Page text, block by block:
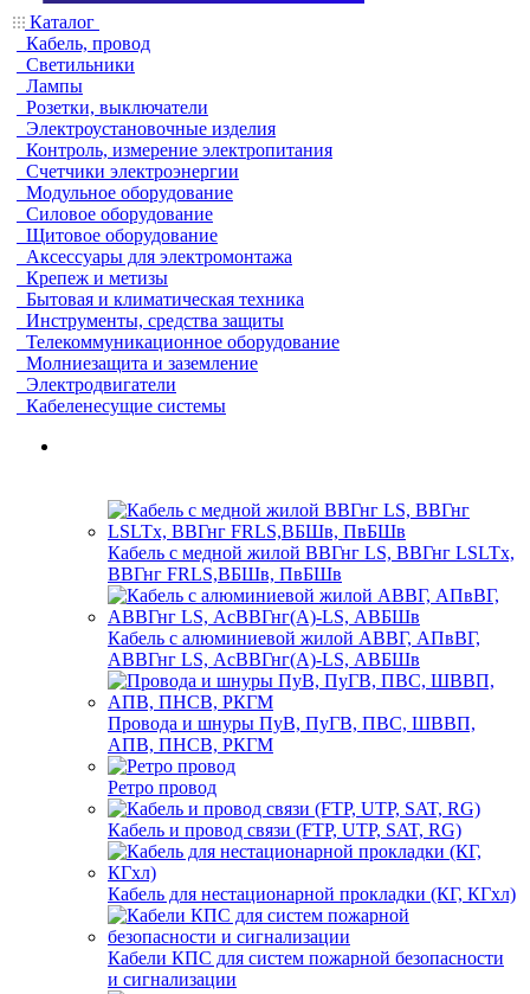
Каталог
Кабель, провод
Светильники
Лампы
Розетки, выключатели
Электроустановочные изделия
Контроль, измерение электропитания
Счетчики электроэнергии
Модульное оборудование
Силовое оборудование
Щитовое оборудование
Аксессуары для электромонтажа
Крепеж и метизы
Бытовая и климатическая техника
Инструменты, средства защиты
Телекоммуникационное оборудование
Молниезащита и заземление
Электродвигатели
Кабеленесущие системы
Кабель с медной жилой ВВГнг LS, ВВГнг LSLTx,
ВВГнг FRLS,ВБШв, ПвБШв
Кабель с алюминиевой жилой АВВГ, АПвВГ,
АВВГнг LS, АсВВГнг(А)-LS, АВБШв
Провода и шнуры ПуВ, ПуГВ, ПВС, ШВВП,
АПВ, ПНСВ, РКГМ
Ретро провод
Кабель и провод связи (FTP, UTP, SAT, RG)
Кабель для нестационарной прокладки (КГ, КГхл)
Кабели КПС для систем пожарной безопасности
и сигнализации